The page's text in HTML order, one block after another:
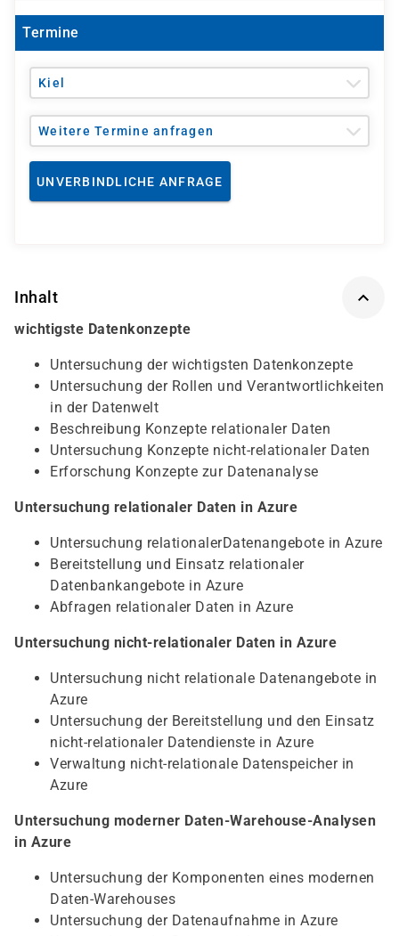
Termine
Kiel
Weitere Termine anfragen
UNVERBINDLICHE ANFRAGE
Inhalt
wichtigste Datenkonzepte
Untersuchung der wichtigsten Datenkonzepte
Untersuchung der Rollen und Verantwortlichkeiten
in der Datenwelt
Beschreibung Konzepte relationaler Daten
Untersuchung Konzepte nicht-relationaler Daten
Erforschung Konzepte zur Datenanalyse
Untersuchung relationaler Daten in Azure
Untersuchung relationalerDatenangebote in Azure
Bereitstellung und Einsatz relationaler
Datenbankangebote in Azure
Abfragen relationaler Daten in Azure
Untersuchung nicht-relationaler Daten in Azure
Untersuchung nicht relationale Datenangebote in
Azure
Untersuchung der Bereitstellung und den Einsatz
nicht-relationaler Datendienste in Azure
Verwaltung nicht-relationale Datenspeicher in
Azure
Untersuchung moderner Daten-Warehouse-Analysen
in Azure
Untersuchung der Komponenten eines modernen
Daten-Warehouses
Untersuchung der Datenaufnahme in Azure